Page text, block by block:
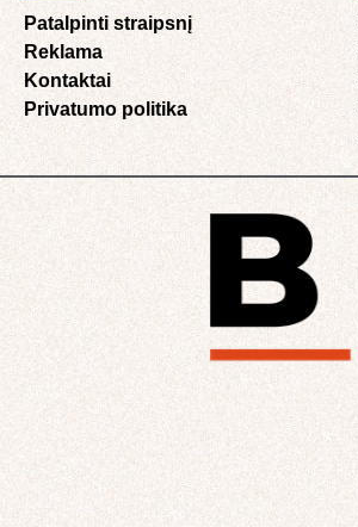
Patalpinti straipsnį
Reklama
Kontaktai
Privatumo politika